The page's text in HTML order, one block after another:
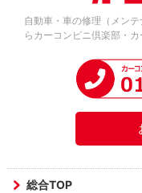
自動車・車の修理（メン
らカーコンビニ倶楽部・
総合TOP